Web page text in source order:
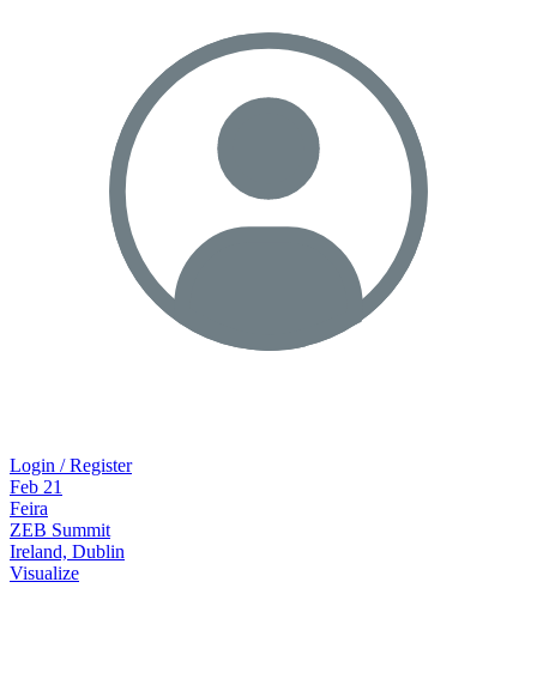
Login / Register
Feb 21
Feira
ZEB Summit
Ireland, Dublin
Visualize